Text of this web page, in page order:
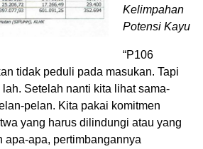
Kelimpahan
Potensi Kayu
“P106
tidak peduli pada masukan. Tapi
Setelah nanti kita lihat sama-
pelan. Kita pakai komitmen
yang harus dilindungi atau yang
apa-apa, pertimbangannya